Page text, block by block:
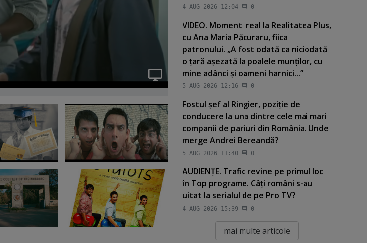
4 AUG 2026 12:04 0
VIDEO. Moment ireal la Realitatea Plus,
cu Ana Maria Păcuraru, fiica
patronului. „A fost odată ca niciodată
o ţară aşezată la poalele munţilor, cu
mine adânci şi oameni harnici...”
5 AUG 2026 12:16 0
Fostul şef al Ringier, poziţie de
conducere la una dintre cele mai mari
companii de pariuri din România. Unde
merge Andrei Bereandă?
5 AUG 2026 11:40 0
AUDIENŢE. Trafic revine pe primul loc
în Top programe. Câţi români s-au
uitat la serialul de pe Pro TV?
4 AUG 2026 15:39 0
mai multe articole